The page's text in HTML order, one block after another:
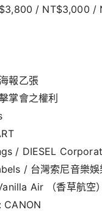
/ NT$3,000 /
報乙張
掌會之權利
/ DIESEL
/ 台灣索尼音樂娛
Air （香草航空）